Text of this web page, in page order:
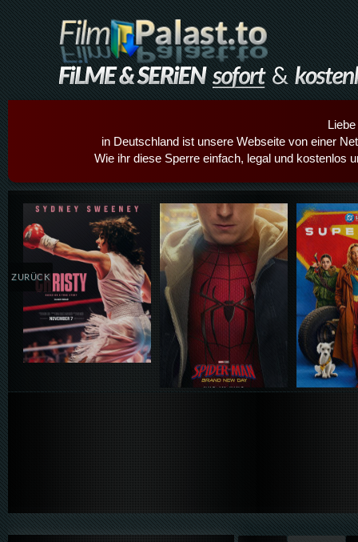
in Deutschland ist unsere Webseite von einer
Wie ihr diese Sperre einfach, legal und kostenlos
Details,Play Details,Play
ZURÜCK